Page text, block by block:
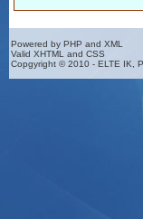
Powered by PHP and XML
Valid XHTML and CSS
Copgyright © 2010 - ELTE IK,